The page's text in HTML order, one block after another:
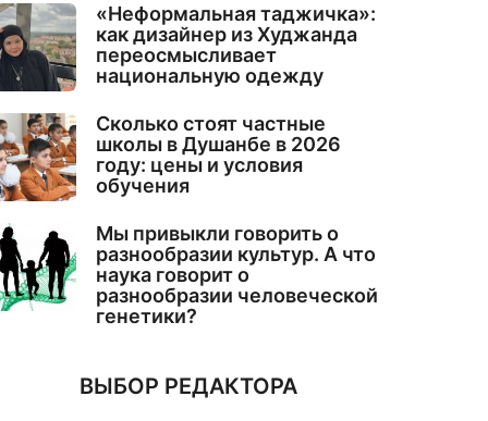
«Неформальная таджичка»:
как дизайнер из Худжанда
переосмысливает
национальную одежду
Сколько стоят частные
школы в Душанбе в 2026
году: цены и условия
обучения
Мы привыкли говорить о
разнообразии культур. А что
наука говорит о
разнообразии человеческой
генетики?
ВЫБОР РЕДАКТОРА